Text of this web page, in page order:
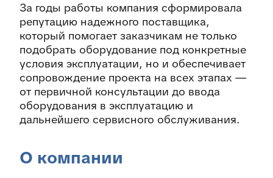
За годы работы компания сформировала
репутацию надежного поставщика,
который помогает заказчикам не только
подобрать оборудование под конкретные
условия эксплуатации, но и обеспечивает
сопровождение проекта на всех этапах —
от первичной консультации до ввода
оборудования в эксплуатацию и
дальнейшего сервисного обслуживания.
О компании